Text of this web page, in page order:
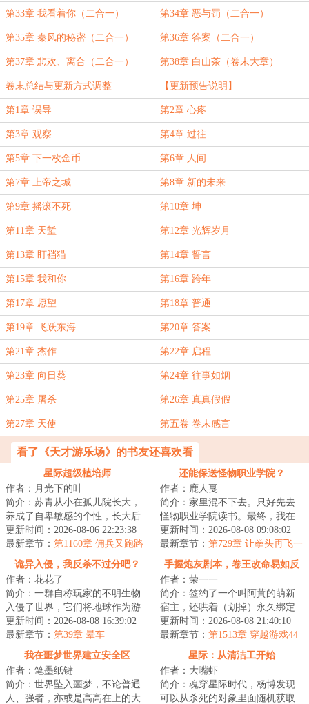
第33章 我看着你（二合一） 第34章 恶与罚（二合一）
第35章 秦风的秘密（二合一） 第36章 答案（二合一）
第37章 悲欢、离合（二合一） 第38章 白山茶（卷末大章）
卷末总结与更新方式调整 【更新预告说明】
第1章 误导 第2章 心疼
第3章 观察 第4章 过往
第5章 下一枚金币 第6章 人间
第7章 上帝之城 第8章 新的未来
第9章 摇滚不死 第10章 坤
第11章 天堑 第12章 光辉岁月
第13章 盯裆猫 第14章 誓言
第15章 我和你 第16章 跨年
第17章 愿望 第18章 普通
第19章 飞跃东海 第20章 答案
第21章 杰作 第22章 启程
第23章 向日葵 第24章 往事如烟
第25章 屠杀 第26章 真真假假
第27章 天使 第五卷 卷末感言
看了《天才游乐场》的书友还喜欢看
星际超级植培师
作者：月光下的叶
简介：苏青从小在孤儿院长大，
养成了自卑敏感的个性，长大后
面对职场的尔虞我诈极不适应，
最终精神崩溃得...
更新时间：2026-08-06 22:23:38
最新章节： 第1160章 佣兵又跑路
了
还能保送怪物职业学院？
作者：鹿人戛
简介：家里混不下去。只好先去
怪物职业学院读书。最终，我在
大家一声声天才的称赞中迷失了
自己，走上了不...
更新时间：2026-08-08 09:08:02
最新章节： 第729章 让拳头再飞一
会
诡异入侵，我反杀不过分吧？
作者：花花了
简介：一群自称玩家的不明生物
入侵了世界，它们将地球作为游
戏场地，展开一场争夺卡牌的游
戏。风翎意外获...
更新时间：2026-08-08 16:39:02
最新章节： 第39章 晕车
手握炮灰剧本，卷王改命易如反
作者：荣一一
简介：签约了一个叫阿蒖的萌新
宿主，还哄着（划掉）永久绑定
了，很快发现表面乖巧老实的新
宿主有两副面孔...
更新时间：2026-08-08 21:40:10
最新章节： 第1513章 穿越游戏44
我在噩梦世界建立安全区
作者：笔墨纸键
简介：世界坠入噩梦，不论普通
人、强者，亦或是高高在上的大
星际：从清洁工开始
作者：大嘴虾
简介：魂穿星际时代，杨博发现
可以从杀死的对象里面随机获取